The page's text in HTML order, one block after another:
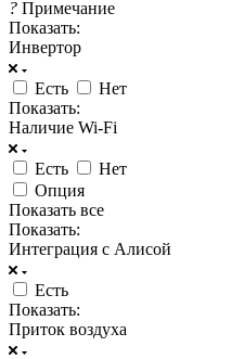
? Примечание
Показать:
Инвертор
Есть
Нет
Показать:
Наличие Wi-Fi
Есть
Нет
Опция
Показать все
Показать:
Интеграция с Алисой
Есть
Показать:
Приток воздуха